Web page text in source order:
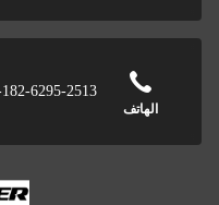
0086-182-6295-2513